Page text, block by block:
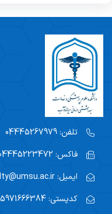
تلفن:
فاکس:
ایمیل:
کدپستی: